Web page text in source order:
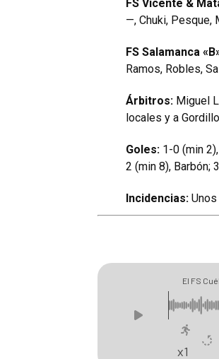
FS Vicente &
—, Chuki, Pesque,
FS Salamanca
Ramos, Robles,
Árbitros: Miguel
locales y a
Goles: 1-0 (min
2 (min 8), Barbón;
Incidencias:
El FS
x1